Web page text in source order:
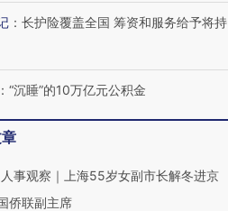
： 长护险覆盖全国 筹资和服务给予将持
： “沉睡”的10万亿元公积金
人事观察｜上海55岁女副市长解冬进京
侨联副主席